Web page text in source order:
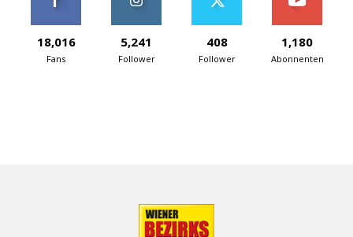
18,016
Fans
5,241
Follower
408
Follower
1,180
Abonnenten